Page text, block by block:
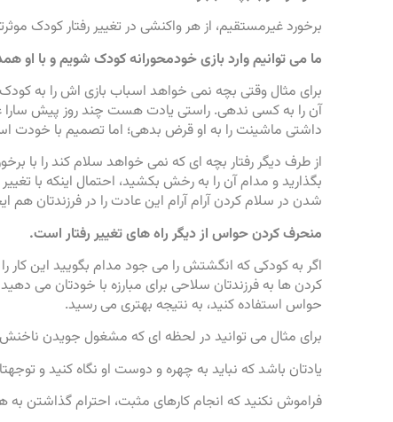
برخورد غیرمستقیم، از هر واکنشی در تغییر رفتار کودک
ما می توانیم وارد بازی خودمحورانه کودک شویم و با او
برای مثال وقتی بچه نمی خواهد اسباب بازی اش را به
آن را به کسی ندهی. راستی یادت هست چند روز پیش سارا
داشتی ماشینت را به او قرض بدهی؛ اما تصمیم با خودت
از طرف دیگر رفتار بچه ای که نمی خواهد سلام کند را با
بگذارید و مدام آن را به رخش بکشید، احتمال اینکه با
شدن در سلام کردن آرام آرام این عادت را در فرزندتان هم
منحرف کردن حواس از دیگر راه های تغییر رفتار است.
اگر به کودکی که انگشتش را می جود مدام بگویید این کار
کردن ها به فرزندتان سلاحی برای مبارزه با خودتان می
حواس استفاده کنید، به نتیجه بهتری می رسید.
برای مثال می توانید در لحظه ای که مشغول جویدن
یادتان باشد که نباید به چهره و دوست او نگاه کنید و
فراموش نکنید که انجام کارهای مثبت، احترام گذاشتن به